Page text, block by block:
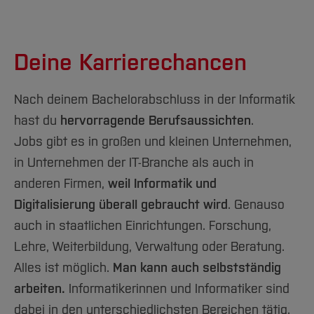
Grundlagen in Mathematik speziell für
Schlüsselqualifikationen und Englisch für
Informatiker*innen
Phase 2: Basis Informatikausbildung (3. und
4. Semester)
Algorithmen und Datenstrukturen
Betriebssysteme
Datenbanken
PDF 391 KB
PO BA Informatik und Informatik
ausbildungsbegleitend (2026)
PDF 263 KB
Studienverlaufsplan
ausbildungsbegleitend
PO BA Informatik und Informatik
ausbildungsbegleitend (2026)
PDF 97 KB
Modulprüfungsübersicht alle
Prüfungen
(schulisch+praktisch)oder Abitur bzw.
AbschlussODER eine als gleichwertig
anerkannte Zugangsberechtigung (Studium
ohne Abitur oder Fachhochschulreife)
UND
ein fachbezogenes Praktikum im Umfang
von 2 Wochen oder eine gleichwertige
Vorleistung
Internationale Studierende
Deine Karrierechancen
Nach deinem Bachelorabschluss in der Informatik
hast du hervorragende Berufsaussichten.
Jobs gibt es in großen und kleinen Unternehmen,
in Unternehmen der IT-Branche als auch in
anderen Firmen, weil Informatik und
Digitalisierung überall gebraucht wird. Genauso
auch in staatlichen Einrichtungen. Forschung,
Lehre, Weiterbildung, Verwaltung oder Beratung.
Alles ist möglich. Man kann auch selbstständig
arbeiten. Informatikerinnen und Informatiker sind
dabei in den unterschiedlichsten Bereichen tätig.